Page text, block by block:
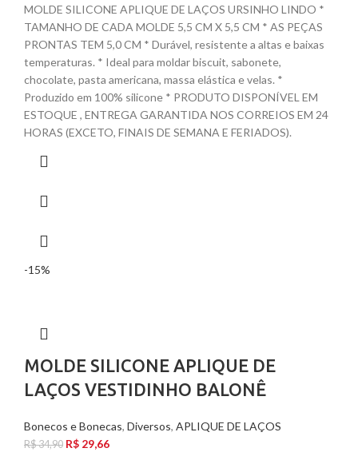
MOLDE SILICONE APLIQUE DE LAÇOS URSINHO LINDO *
TAMANHO DE CADA MOLDE 5,5 CM X 5,5 CM * AS PEÇAS
PRONTAS TEM 5,0 CM * Durável, resistente a altas e baixas
temperaturas. * Ideal para moldar biscuit, sabonete,
chocolate, pasta americana, massa elástica e velas. *
Produzido em 100% silicone * PRODUTO DISPONÍVEL EM
ESTOQUE , ENTREGA GARANTIDA NOS CORREIOS EM 24
HORAS (EXCETO, FINAIS DE SEMANA E FERIADOS).
-15%
MOLDE SILICONE APLIQUE DE
LAÇOS VESTIDINHO BALONÊ
Bonecos e Bonecas, Diversos, APLIQUE DE LAÇOS
R$34,90 R$ 29,66